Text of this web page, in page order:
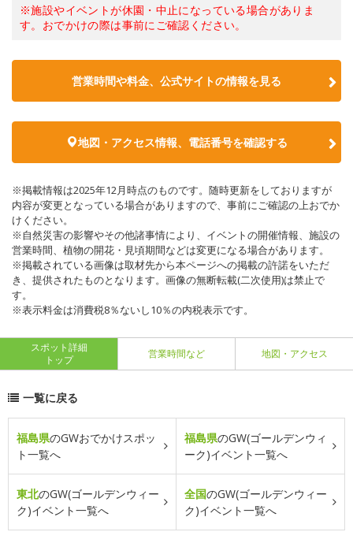
※施設やイベントが休園・中止になっている場合がありま
す。おでかけの際は事前にご確認ください。
営業時間や料金、公式サイトの情報を見る
地図・アクセス情報、電話番号を確認する
※掲載情報は2025年12月時点のものです。随時更新をしておりますが
内容が変更となっている場合がありますので、事前にご確認の上おでか
けください。
※自然災害の影響やその他諸事情により、イベントの開催情報、施設の
営業時間、植物の開花・見頃期間などは変更になる場合があります。
※掲載されている画像は取材先から本ページへの掲載の許諾をいただ
き、提供されたものとなります。画像の無断転載(二次使用)は禁止で
す。
※表示料金は消費税8％ないし10％の内税表示です。
スポット詳細
トップ
営業時間など 地図・アクセス
一覧に戻る
福島県のGWおでかけスポッ
ト一覧へ
福島県のGW(ゴールデンウィ
ーク)イベント一覧へ
東北のGW(ゴールデンウィー
ク)イベント一覧へ
全国のGW(ゴールデンウィー
ク)イベント一覧へ